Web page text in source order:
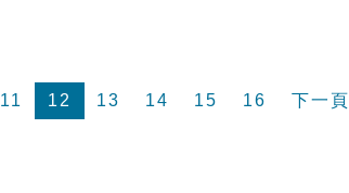
11 12 13 14 15 16 下一頁